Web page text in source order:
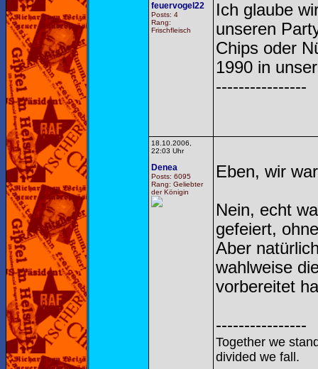
feuervogel22
Posts: 4
Rang:
Frischfleisch
Ich glaube
unseren
Chips oder
1990 in
----------------
18.10.2006,
22:03 Uhr
Denea
Posts: 6095
Rang: Geliebter
der Königin
Eben, wir
Nein, echt
gefeiert,
Aber
wahlweise
vorbereitet
----------------
Together we
divided we fall.